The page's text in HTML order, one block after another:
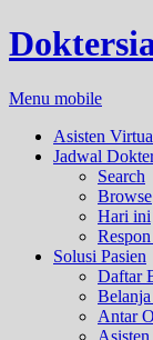
Menu mobile
Asisten
Jadwal
Search
Browse
Hari ini
Solusi Pasien
Daftar
Antar